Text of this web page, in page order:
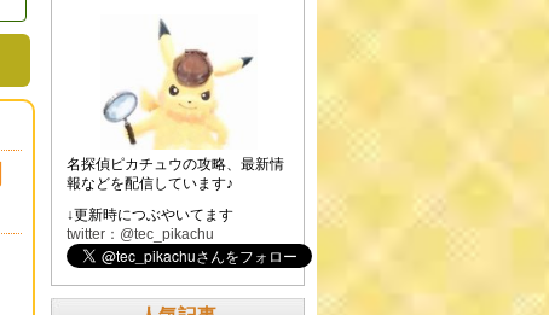
名探偵ピカチュウの攻略、最新情
報などを配信しています♪
↓更新時につぶやいてます
twitter：@tec_pikachu